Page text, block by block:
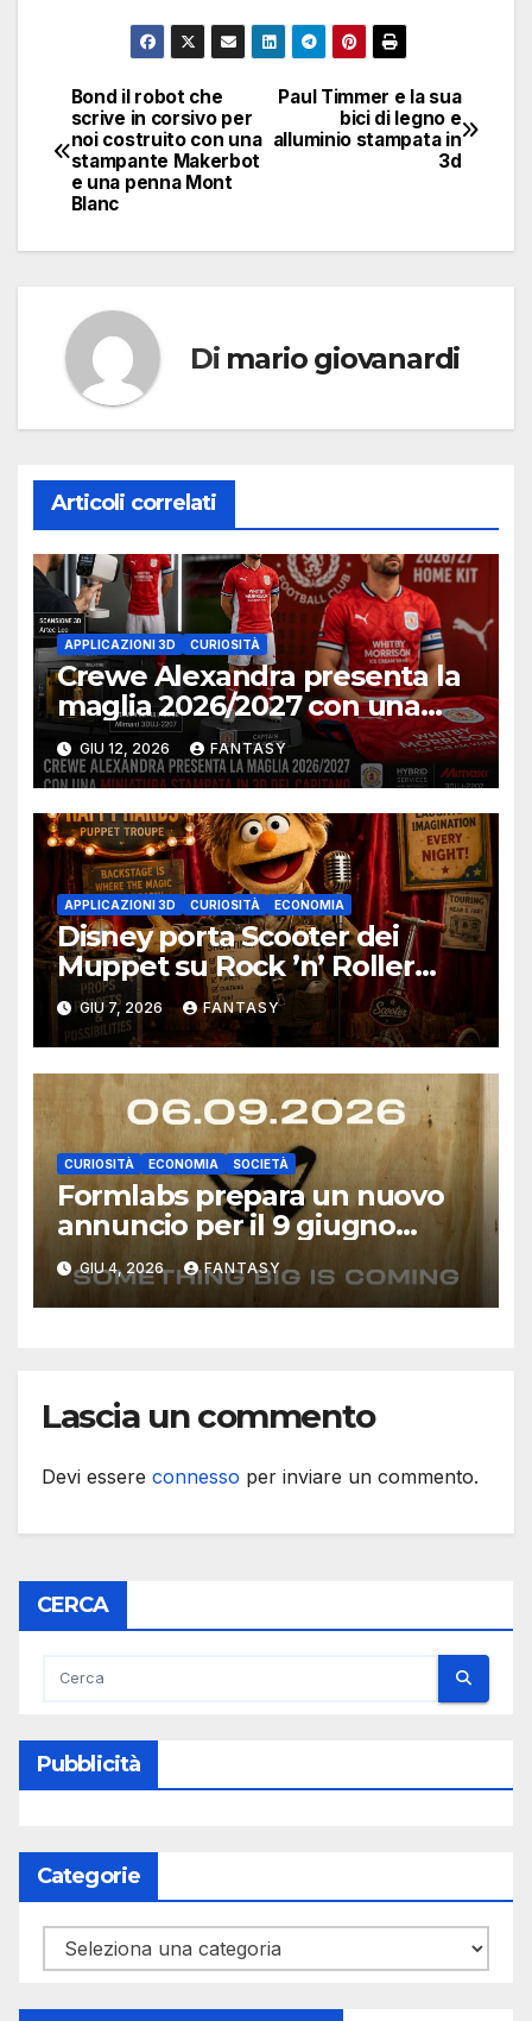
Navigazione
articoli
Paul Timmer e la sua
bici di legno e
alluminio stampata in
3d
Bond il robot che
scrive in corsivo per
noi costruito con una
stampante Makerbot
e una penna Mont
Blanc
Di mario giovanardi
Articoli correlati
APPLICAZIONI 3D CURIOSITÀ
Crewe Alexandra presenta la
maglia 2026/2027 con una
miniatura 3D del capitano
GIU 12, 2026 FANTASY
APPLICAZIONI 3D CURIOSITÀ ECONOMIA
Disney porta Scooter dei
Muppet su Rock ’n’ Roller
Coaster con una scocca
stampata in 3D
GIU 7, 2026 FANTASY
CURIOSITÀ ECONOMIA SOCIETÀ
Formlabs prepara un nuovo
annuncio per il 9 giugno
2026: il teaser parla di un
prodotto “big”
GIU 4, 2026 FANTASY
Lascia un commento
Devi essere connesso per inviare un commento.
CERCA
Pubblicità
Categorie
Categorie